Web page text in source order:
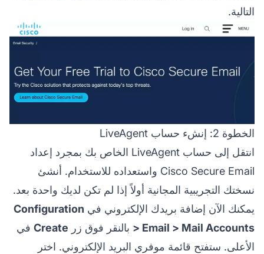
التالية.
الخطوة 2: إنشء حساب LiveAgent
انتقل إلى حساب LiveAgent الخاص بك بمجرد إعداد
Cisco Secure Email واستعداده للاستخدام. أنشئ
نسختك التجريبية المجانية أولاً إذا لم تكن لديك واحدة بعد.
يمكنك الآن إضافة بريدك الإلكتروني في Configuration
> Email > Mail Accounts بالنقر فوق زر Create في
الأعلى. ستفتح قائمة موفري البريد الإلكتروني. اختر